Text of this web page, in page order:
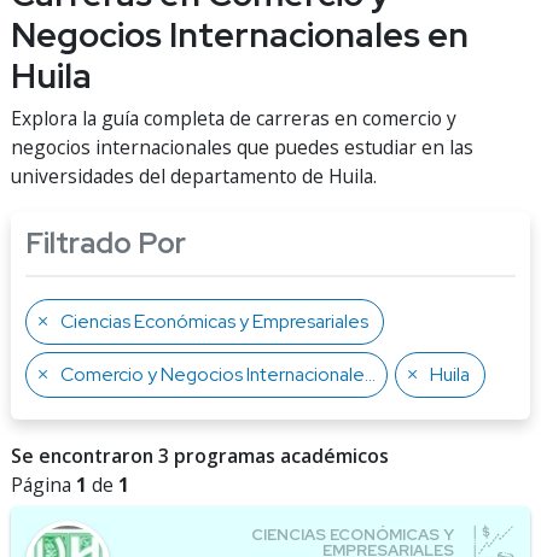
Negocios Internacionales en
Huila
Explora la guía completa de carreras en comercio y
negocios internacionales que puedes estudiar en las
universidades del departamento de Huila.
Filtrado Por
Ciencias Económicas y Empresariales
Comercio y Negocios Internacionales Huila
Se encontraron 3 programas académicos
Página 1 de 1